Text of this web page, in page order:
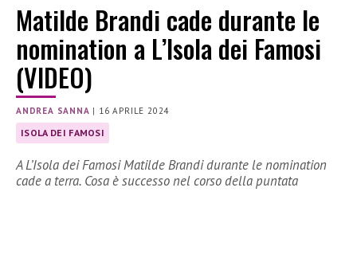
Matilde Brandi cade durante le
nomination a L’Isola dei Famosi
(VIDEO)
ANDREA SANNA | 16 APRILE 2024
ISOLA DEI FAMOSI
A L’Isola dei Famosi Matilde Brandi durante le nomination
cade a terra. Cosa è successo nel corso della puntata